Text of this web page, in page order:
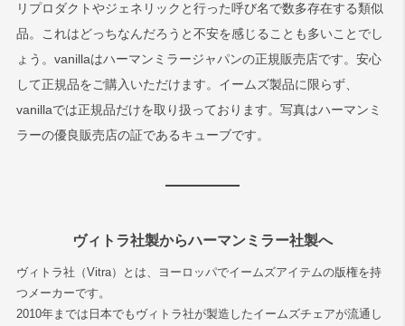
リプロダクトやジェネリックと行った呼び名で数多存在する類似
品。これはどっちなんだろうと不安を感じることも多いことでし
ょう。vanillaはハーマンミラージャパンの正規販売店です。安心
して正規品をご購入いただけます。イームズ製品に限らず、
vanillaでは正規品だけを取り扱っております。写真はハーマンミ
ラーの優良販売店の証であるキューブです。
ヴィトラ社製からハーマンミラー社製へ
ヴィトラ社（Vitra）とは、ヨーロッパでイームズアイテムの版権を持
つメーカーです。
2010年までは日本でもヴィトラ社が製造したイームズチェアが流通し